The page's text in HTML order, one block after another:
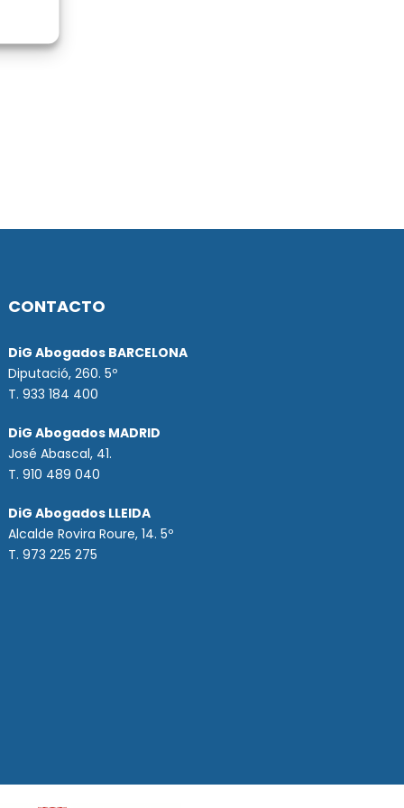
CONTACTO
DiG Abogados BARCELONA
Diputació, 260. 5º
T. 933 184 400
DiG Abogados MADRID
José Abascal, 41.
T.910 489 040
DiG Abogados LLEIDA
Alcalde Rovira Roure, 14. 5º
T. 973 225 275